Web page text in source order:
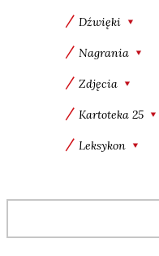
Dźwięki
Nagrania
Zdjęcia
Kartoteka 25
Leksykon